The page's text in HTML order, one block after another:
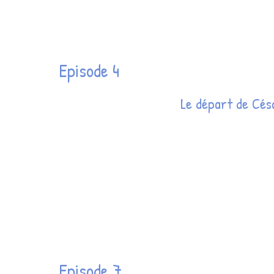
Episode 4
Le départ de